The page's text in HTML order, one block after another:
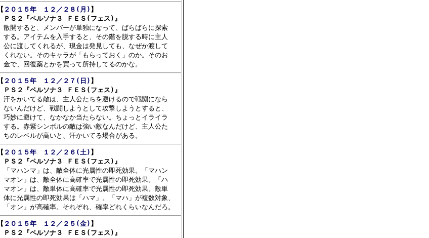
【 ２０１５年　１２／２８(月) 】
ＰＳ２『ペルソナ３ ＦＥＳ(フェス)』
散開すると、メンバーが単独になって、ばらばらに探索
する。アイテムを入手すると、その階を脱する時に主人
公に渡してくれるが、現金は発見しても、なぜか渡して
くれない。そのキャラが「もらっておく」のか。そのお
【 ２０１５年　１２／２７(日) 】
ＰＳ２『ペルソナ３ ＦＥＳ(フェス)』
汗をかいてる敵は、主人公たちを避けるので戦闘になら
ないんだけど、戦闘しようとして攻撃しようとすると、
巧妙に避けて、なかなか当たらない。ちょっとイライラ
する。赤紫シンボルの敵は強い敵なんだけど、主人公た
【 ２０１５年　１２／２６(土) 】
ＰＳ２『ペルソナ３ ＦＥＳ(フェス)』
「マハンマ」は、敵全体に光属性の即死効果。「マハン
マオン」は、敵全体に高確率で光属性の即死効果。「ハ
マオン」は、敵単体に高確率で光属性の即死効果。敵単
体に光属性の即死効果は「ハマ」。「マハ」が複数対象、
【 ２０１５年　１２／２５(金) 】
ＰＳ２『ペルソナ３ ＦＥＳ(フェス)』